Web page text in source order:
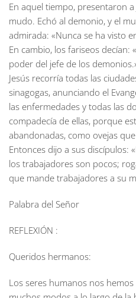
En aquel tiempo, presentaron
mudo. Echó al demonio, y el
admirada: «Nunca se ha visto
En cambio, los fariseos decían:
poder del jefe de los
Jesús recorría todas las
sinagogas, anunciando el
las enfermedades y todas las
compadecía de ellas, porque
abandonadas, como ovejas
Entonces dijo a sus discípulos:
los trabajadores son pocos;
que mande trabajadores a su
Palabra del Señor
REFLEXIÓN :
Queridos hermanos:
Los seres humanos nos